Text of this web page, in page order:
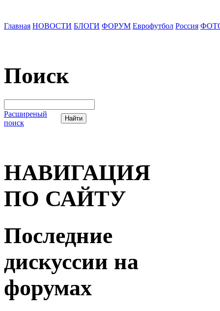
Главная НОВОСТИ БЛОГИ ФОРУМ Еврофутбол Россия
Поиск
Расширеный
поиск
НАВИГАЦИЯ
ПО САЙТУ
Последние
дискуссии на
форумах